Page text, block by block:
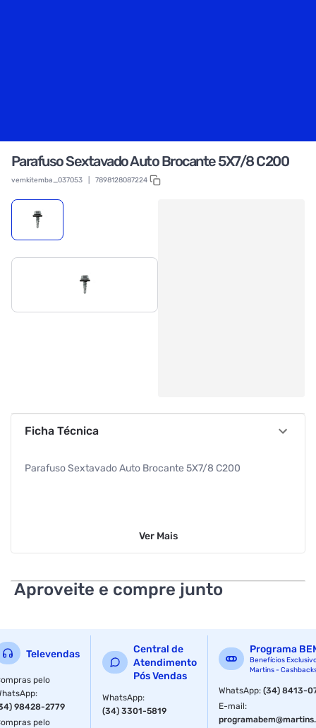
Parafuso Sextavado Auto Brocante 5X7/8 C200
vemkitemba_037053 7898128087224
Ficha Técnica
Parafuso Sextavado Auto Brocante 5X7/8 C200
Ver Mais
Aproveite e compre junto
Televendas
pelo
:
98428-2779
pelo
Central de
Atendimento
Pós Vendas
WhatsApp:
(34) 3301-5819
Programa
Benefícios
Martins -
WhatsApp:(34) 8413-
E-mail: